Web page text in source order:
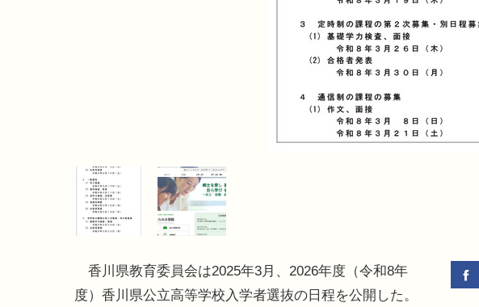
香川県教育委員会は2025年3月、2026年度（令和8年
度）香川県公立高等学校入学者選抜の日程を公開した。